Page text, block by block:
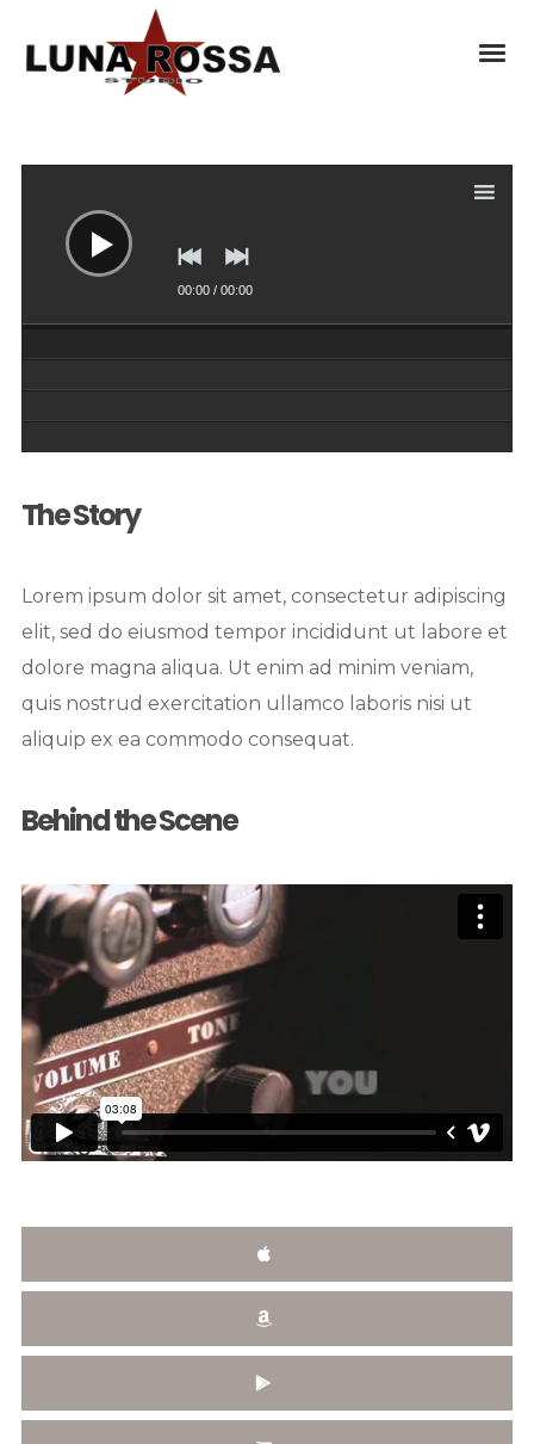
00:00/ 00:00
The Story
Lorem ipsum dolor sit amet, consectetur adipiscing
elit, sed do eiusmod tempor incididunt ut labore et
dolore magna aliqua. Ut enim ad minim veniam,
quis nostrud exercitation ullamco laboris nisi ut
aliquip ex ea commodo consequat.
Behind the Scene